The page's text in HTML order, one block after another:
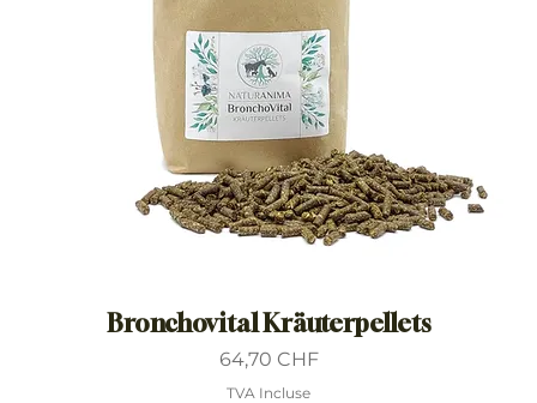
Bronchovital Kräuterpellets
Prix
64,70 CHF
TVA Incluse